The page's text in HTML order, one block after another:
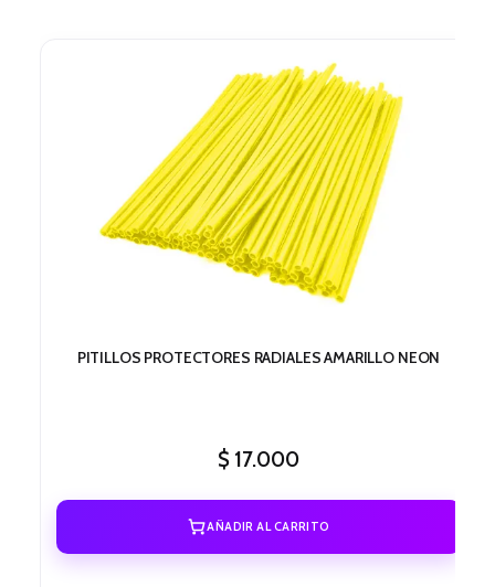
PITILLOS PROTECTORES RADIALES AMARILLO NEON
$ 17.000
AÑADIR AL CARRITO